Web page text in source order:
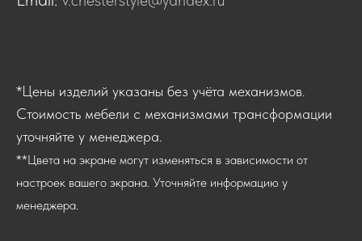
*Цены изделий указаны без учёта механизмов.
Стоимость мебели с механизмами трансформации
уточняйте у менеджера.
**Цвета на экране могут изменяться в зависимости от
настроек вашего экрана. Уточняйте информацию у
менеджера.